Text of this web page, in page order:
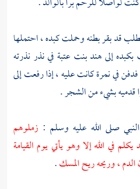
قد بقر بطنه وحملت كبده ، احتملها
إلىهند بنت عتبة في نذر نذرته
في نمرة كانت عليه ، إذا رفعت إلى
قدميه بشيء من الشجر .
صلى الله عليه وسلم : زملوهم
يكلم في الله إلا وهو يأتي يوم القيامة
، وريحه ريح المسك.